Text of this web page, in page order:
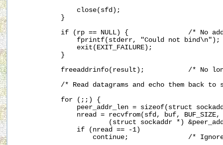
               close(sfd);
           }
if (rp == NULL) {               /* No
               fprintf(stderr, "Could not bind\n");
               exit(EXIT_FAILURE);
           }
freeaddrinfo(result);           /* No
/* Read datagrams and echo them back to
           for (;;) {
peer_addr_len = sizeof(struct
nread = recvfrom(sfd, buf, BUF_SIZE,
(struct sockaddr *)
               if (nread == -1)
continue;               /*